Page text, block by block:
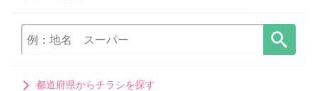
都道府県からチラシを探す